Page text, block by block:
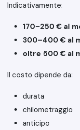
Indicativamente:
170–250 € al
300–400 € al
oltre 500 € al
Il costo dipende da:
durata
chilometraggio
anticipo